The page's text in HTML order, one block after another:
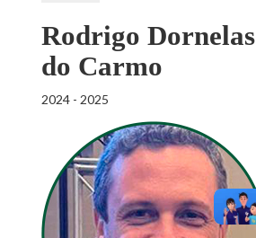
Rodrigo Dornelas
do Carmo
2024 - 2025